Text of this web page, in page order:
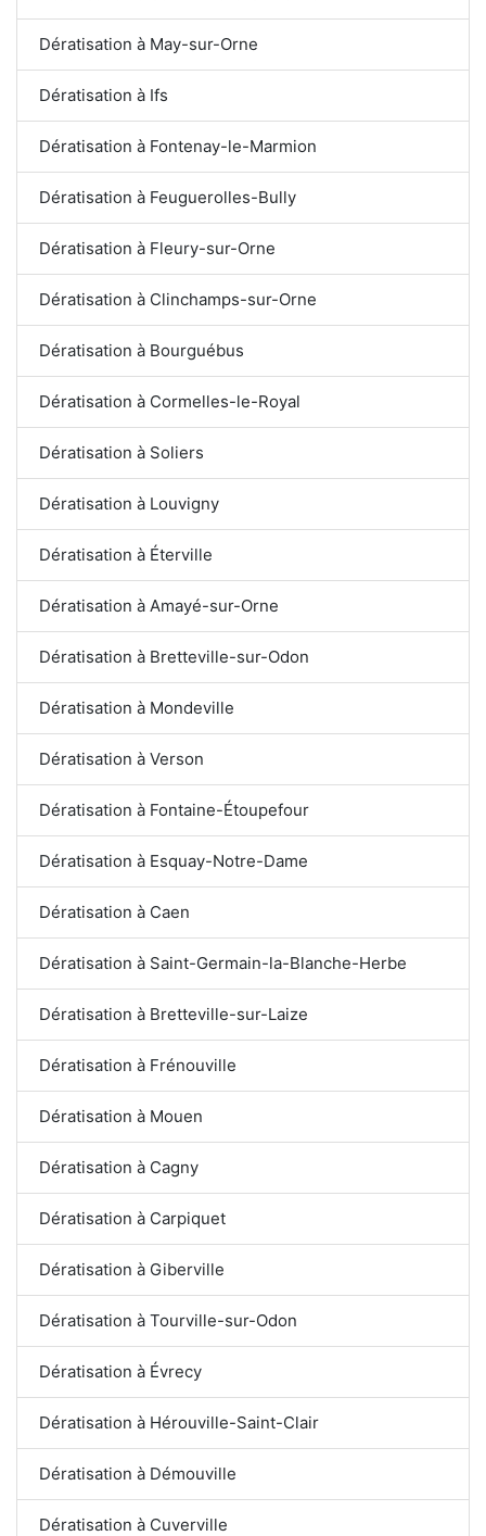
Dératisation à May-sur-Orne
Dératisation à Ifs
Dératisation à Fontenay-le-Marmion
Dératisation à Feuguerolles-Bully
Dératisation à Fleury-sur-Orne
Dératisation à Clinchamps-sur-Orne
Dératisation à Bourguébus
Dératisation à Cormelles-le-Royal
Dératisation à Soliers
Dératisation à Louvigny
Dératisation à Éterville
Dératisation à Amayé-sur-Orne
Dératisation à Bretteville-sur-Odon
Dératisation à Mondeville
Dératisation à Verson
Dératisation à Fontaine-Étoupefour
Dératisation à Esquay-Notre-Dame
Dératisation à Caen
Dératisation à Saint-Germain-la-Blanche-Herbe
Dératisation à Bretteville-sur-Laize
Dératisation à Frénouville
Dératisation à Mouen
Dératisation à Cagny
Dératisation à Carpiquet
Dératisation à Giberville
Dératisation à Tourville-sur-Odon
Dératisation à Évrecy
Dératisation à Hérouville-Saint-Clair
Dératisation à Démouville
Dératisation à Cuverville